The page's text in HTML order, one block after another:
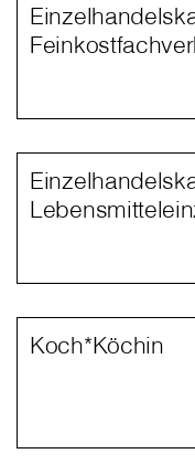
Koch*Köchin